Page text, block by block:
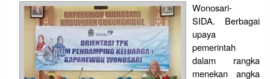
Wonosari-
SIDA. Berbagai
upaya
pemerintah
dalam rangka
menekan angka